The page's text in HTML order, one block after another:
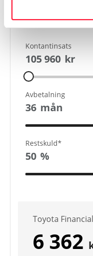
Finansiering
Kontantinsats
105 960 kr
Avbetalning
36 mån
Restskuld*
50 %
Toyota
6 362